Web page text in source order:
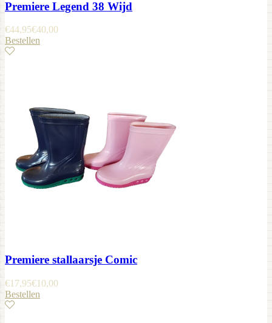
Premiere Legend 38 Wijd
€44,95€40,00
Bestellen
Premiere stallaarsje Comic
€17,95€10,00
Bestellen